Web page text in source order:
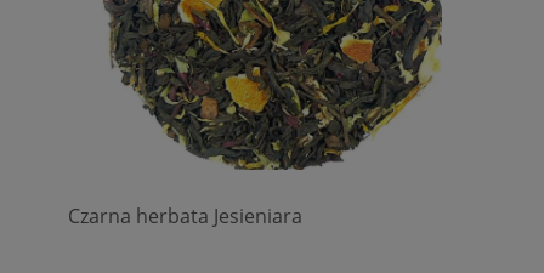
Czarna herbata Jesieniara